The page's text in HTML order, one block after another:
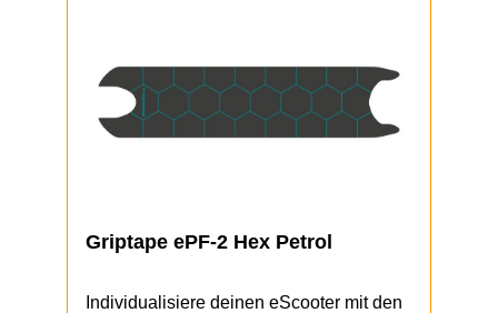
Griptape ePF-2 Hex Petrol
Individualisiere deinen eScooter mit den